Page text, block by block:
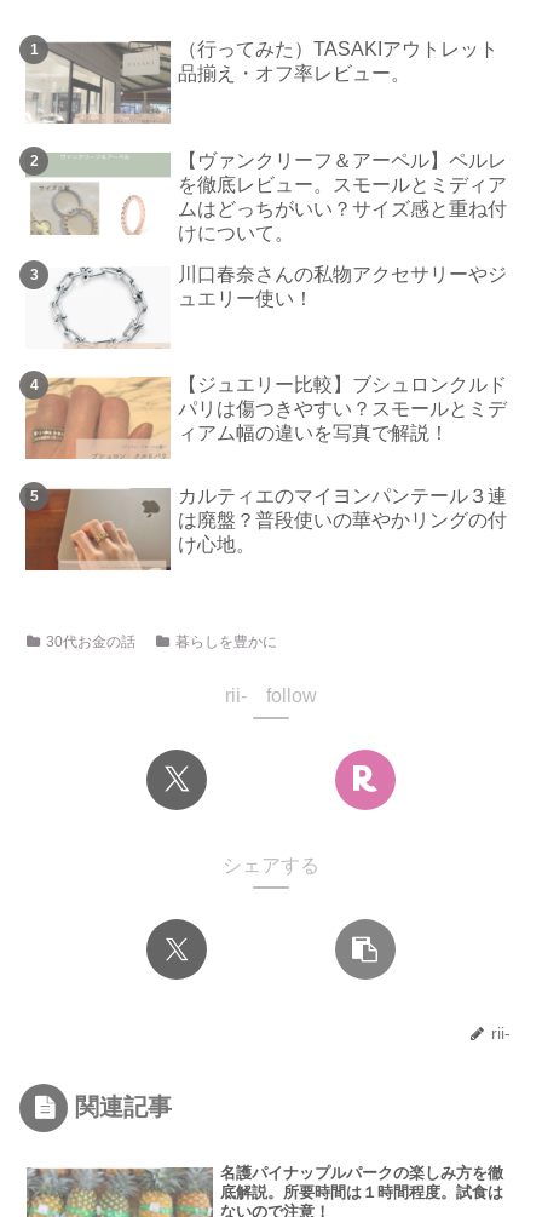
（行ってみた）TASAKIアウトレット
品揃え・オフ率レビュー。
【ヴァンクリーフ＆アーペル】ペルレ
を徹底レビュー。スモールとミディア
ムはどっちがいい？サイズ感と重ね付
けについて。
川口春奈さんの私物アクセサリーやジ
ュエリー使い！
【ジュエリー比較】ブシュロンクルド
パリは傷つきやすい？スモールとミデ
ィアム幅の違いを写真で解説！
カルティエのマイヨンパンテール３連
は廃盤？普段使いの華やかリングの付
け心地。
30代お金の話 暮らしを豊かに
rii- follow
シェアする
rii-
関連記事
名護パイナップルパークの楽しみ方を徹
底解説。所要時間は１時間程度。試食は
ないので注意！